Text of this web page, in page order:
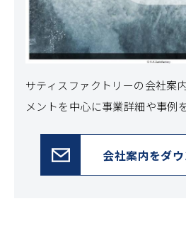
サティスファクトリーの会社案内
メントを中心に事業詳細や事例
会社案内をダ